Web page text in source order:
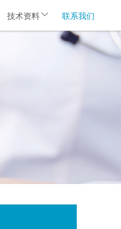
技术资料 联系我们